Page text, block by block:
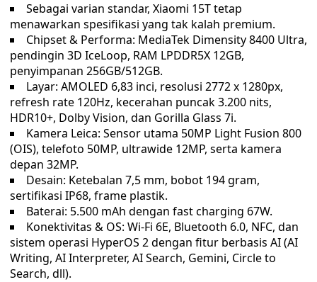
Sebagai varian standar, Xiaomi 15T tetap
menawarkan spesifikasi yang tak kalah premium.
Chipset & Performa: MediaTek Dimensity 8400 Ultra,
pendingin 3D IceLoop, RAM LPDDR5X 12GB,
penyimpanan 256GB/512GB.
Layar: AMOLED 6,83 inci, resolusi 2772 x 1280px,
refresh rate 120Hz, kecerahan puncak 3.200 nits,
HDR10+, Dolby Vision, dan Gorilla Glass 7i.
Kamera Leica: Sensor utama 50MP Light Fusion 800
(OIS), telefoto 50MP, ultrawide 12MP, serta kamera
depan 32MP.
Desain: Ketebalan 7,5 mm, bobot 194 gram,
sertifikasi IP68, frame plastik.
Baterai: 5.500 mAh dengan fast charging 67W.
Konektivitas & OS: Wi-Fi 6E, Bluetooth 6.0, NFC, dan
sistem operasi HyperOS 2 dengan fitur berbasis AI (AI
Writing, AI Interpreter, AI Search, Gemini, Circle to
Search, dll).